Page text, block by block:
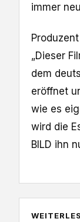
immer
„Dieser
dem
eröffnet
wie es
wird die
BILD ihn